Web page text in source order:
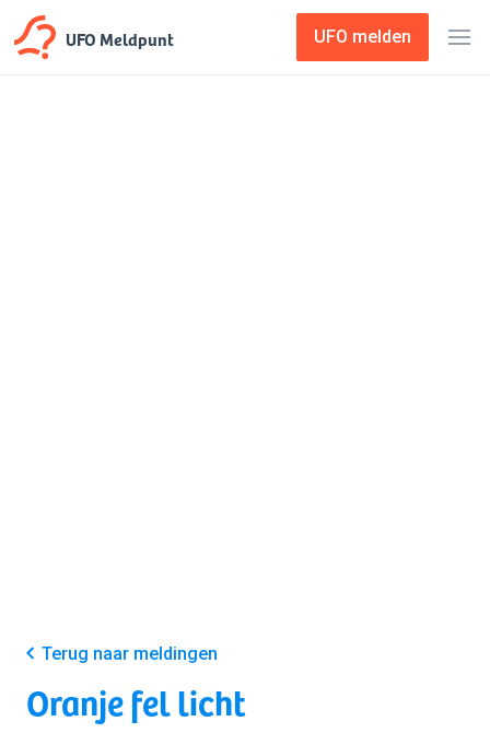
UFO Meldpunt UFO melden
Terug naar meldingen
Oranje fel licht